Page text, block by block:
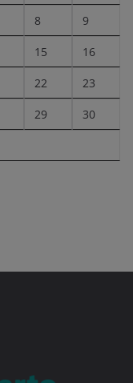
8 9
15 16
22 23
29 30